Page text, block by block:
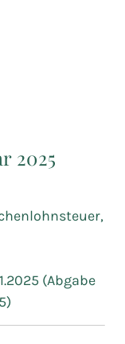
2025
(Abgabe